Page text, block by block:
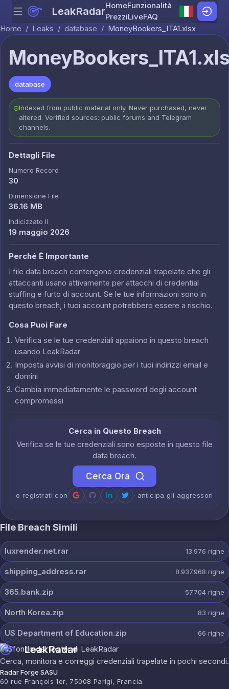
Skip to content
Menu LeakRadarHomeFunzionalità
PrezziLiveFAQ
Home / Leaks / database / MoneyBookers_ITA1.xlsx
database
Indexed from public material only. Never purchased, never
altered. Verified sources: public forums and Telegram
channels.
Dettagli File
Numero Record
30
Dimensione File
36.16 MB
Indicizzato Il
19 maggio 2026
Perché È Importante
I file data breach contengono credenziali trapelate che gli
attaccanti usano attivamente per attacchi di credential
stuffing e furto di account. Se le tue informazioni sono in
questo breach, i tuoi account potrebbero essere a rischio.
Cosa Puoi Fare
Verifica se le tue credenziali appaiono in questo breach
usando LeakRadar
Imposta avvisi di monitoraggio per i tuoi indirizzi email e
domini
Cambia immediatamente le password degli account
compromessi
Cerca in Questo Breach
Verifica se le tue credenziali sono esposte in questo file
data breach.
Cerca Ora
o registrati con · anticipa gli aggressori
File Breach Simili
luxrender.net.rar 13.976 righe
shipping_address.rar 8.937.968 righe
365.bank.zip 57.704 righe
North Korea.zip 83 righe
US Department of Education.zip 66 righe
LeakRadar
Cerca, monitora e correggi credenziali trapelate in pochi secondi.
Radar Forge SASU
60 rue François 1er, 75008 Parigi, Francia